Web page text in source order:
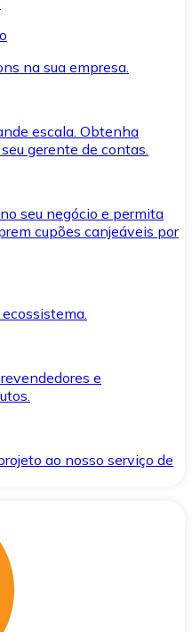
na sua empresa.
escala. Obtenha
gerente de contas.
seu negócio e permita
cupões canjeáveis por
e
ao nosso serviço de